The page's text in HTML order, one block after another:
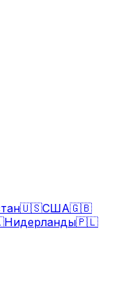
🇺🇸США🇬🇧
Нидерланды🇵🇱